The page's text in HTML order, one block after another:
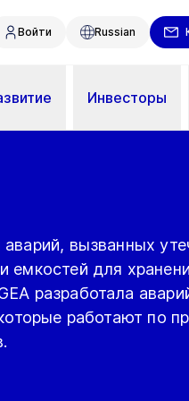
Войти Russian
Инвесторы
вызванных
емкостей для
разработала
работают по